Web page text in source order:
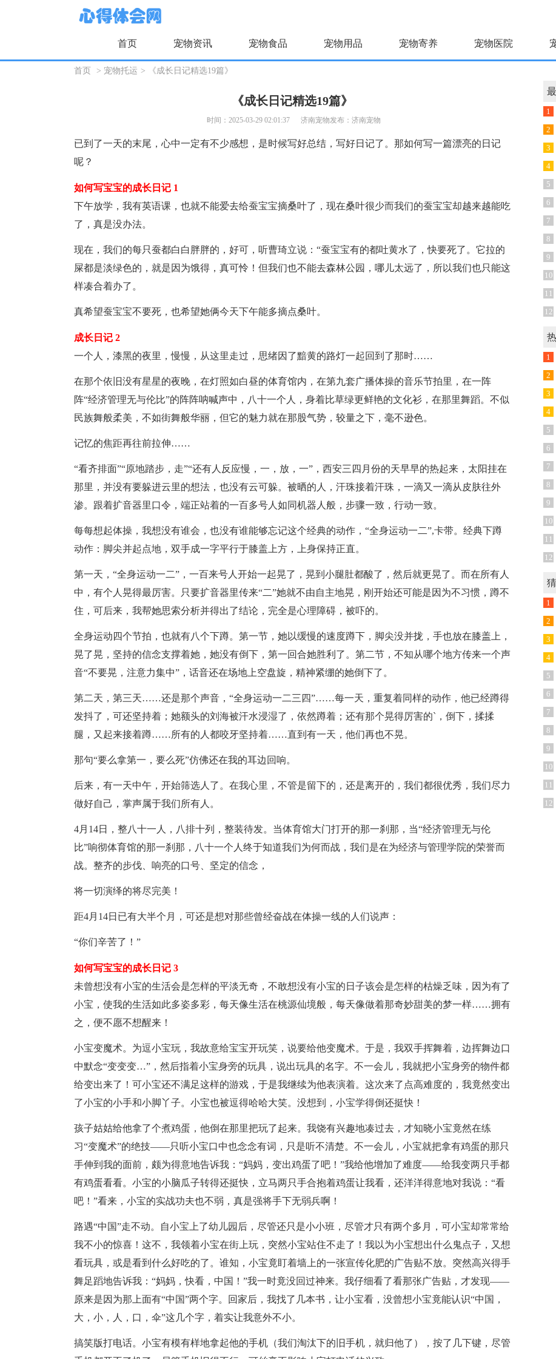
首页 宠物资讯 宠物食品 宠物用品 宠物寄养 宠物医院
首页 > 宠物托运 > 《成长日记精选19篇》
《成长日记精选19篇》
时间：2025-03-29 02:01:37 济南宠物发布： 济南宠物
已到了一天的末尾，心中一定有不少感想，是时候写好总结，写好日记了。那如何写一篇漂亮的日记
呢？
如何写宝宝的成长日记 1
下午放学，我有英语课，也就不能爱去给蚕宝宝摘桑叶了，现在桑叶很少而我们的蚕宝宝却越来越能吃
了，真是没办法。
现在，我们的每只蚕都白白胖胖的，好可，听曹琦立说：“蚕宝宝有的都吐黄水了，快要死了。它拉的
屎都是淡绿色的，就是因为饿得，真可怜！但我们也不能去森林公园，哪儿太远了，所以我们也只能这
样凑合着办了。
真希望蚕宝宝不要死，也希望她俩今天下午能多摘点桑叶。
成长日记 2
一个人，漆黑的夜里，慢慢，从这里走过，思绪因了黯黄的路灯一起回到了那时……
在那个依旧没有星星的夜晚 ，在灯照如白昼的体育馆内，在第九套广播体操的音乐节拍里，在一阵
阵“经济管理无与伦比”的阵阵呐喊声中，八十一个人，身着比草绿更鲜艳的文化衫，在那里舞蹈。不似
民族舞般柔美，不如街舞般华丽，但它的魅力就在那股气势，较量之下，毫不逊色。
记忆的焦距再往前拉伸……
“看齐排面”“原地踏步，走”“还有人反应慢，一，放，一”，西安三四月份的天早早的热起来，太阳挂在
那里，并没有要躲进云里的想法，也没有云可躲。被晒的人，汗珠接着汗珠，一滴又一滴从皮肤往外
渗。跟着扩音器里口令，端正站着的一百多号人如同机器人般，步骤一致，行动一致。
每每想起体操，我想没有谁会，也没有谁能够忘记这个经典的动作，“全身运动一二”,卡带。经典下蹲
动作：脚尖并起点地，双手成一字平行于膝盖上方，上身保持正直。
第一天，“全身运动一二”，一百来号人开始一起晃了，晃到小腿肚都酸了，然后就更晃了。而在所有人
中，有个人晃得最厉害。只要扩音器里传来“二”她就不由自主地晃，刚开始还可能是因为不习惯，蹲不
住，可后来，我帮她思索分析并得出了结论，完全是心理障碍，被吓的。
全身运动四个节拍，也就有八个下蹲。第一节，她以缓慢的速度蹲下，脚尖没并拢，手也放在膝盖上，
晃了晃，坚持的信念支撑着她，她没有倒下，第一回合她胜利了。第二节，不知从哪个地方传来一个声
音“不要晃，注意力集中”，话音还在场地上空盘旋，精神紧绷的她倒下了。
第二天，第三天……还是那个声音，“全身运动一二三四”……每一天，重复着同样的动作，他已经蹲得
发抖了，可还坚持着；她额头的刘海被汗水浸湿了，依然蹲着；还有那个晃得厉害的`，倒下，揉揉
腿，又起来接着蹲……所有的人都咬牙坚持着……直到有一天，他们再也不晃。
那句“要么拿第一，要么死”仿佛还在我的耳边回响。
后来，有一天中午，开始筛选人了。在我心里，不管是留下的，还是离开的，我们都很优秀 ，我们尽力
做好自己 ，掌声属于我们所有人。
4月14日，整八十一人，八排十列，整装待发。当体育馆大门打开的那一刹那，当“经济管理无与伦
比”响彻体育馆的那一刹那，八十一个人终于知道我们为何而战，我们是在为经济与管理学院的荣誉而
战。整齐的步伐、响亮的口号、坚定的信念，
将一切演绎的将尽完美！
距4月14日已有大半个月，可还是想对那些曾经奋战在体操一线的人们说声：
“你们辛苦了！”
如何写宝宝的成长日记 3
未曾想没有小宝的生活会是怎样的平淡无奇，不敢想没有小宝的日子该会是怎样的枯燥乏味，因为有了
小宝，使我的生活如此多姿多彩，每天像生活在桃源仙境般，每天像做着那奇妙甜美的梦一样……拥有
之，便不愿不想醒来！
小宝变魔术。为逗小宝玩，我故意给宝宝开玩笑，说要给他变魔术。于是，我双手挥舞着，边挥舞边口
中默念“变变变…”，然后指着小宝身旁的玩具，说出玩具的名字。不一会儿，我就把小宝身旁的物件都
给变出来了！可小宝还不满足这样的游戏 ，于是我继续为他表演着。这次来了点高难度的，我竟然变出
了小宝的小手和小脚丫子。小宝也被逗得哈哈大笑。没想到，小宝学得倒还挺快！
孩子姑姑给他拿了个煮鸡蛋，他倒在那里把玩了起来。我饶有兴趣地凑过去，才知晓小宝竟然在练
习“变魔术”的绝技——只听小宝口中也念念有词，只是听不清楚。不一会儿，小宝就把拿有鸡蛋的那只
手伸到我的面前，颇为得意地告诉我：“妈妈，变出鸡蛋了吧！”我给他增加了难度——给我变两只手都
有鸡蛋看看。小宝的小脑瓜子转得还挺快，立马两只手合抱着鸡蛋让我看，还洋洋得意地对我说：“看
吧！”看来，小宝的实战功夫也不弱，真是强将手下无弱兵啊！
路遇“中国”走不动。自小宝上了幼儿园后，尽管还只是小小班，尽管才只有两个多月，可小宝却常常给
我不小的惊喜！这不，我领着小宝在街上玩，突然小宝站住不走了！我以为小宝想出什么鬼点子，又想
看玩具，或是看到什么好吃的了。谁知，小宝竟盯着墙上的一张宣传化肥的广告贴不放。突然高兴得手
舞足蹈地告诉我：“妈妈，快看，中国！”我一时竟没回过神来。我仔细看了看那张广告贴，才发现——
原来是因为那上面有“中国”两个字。回家后，我找了几本书，让小宝看，没曾想小宝竟能认识“中国，
大，小，人，口，伞”这几个字，着实让我意外不小。
搞笑版打电话。小宝有模有样地拿起他的手机 （我们淘汰下的旧手机 ，就归他了），按了几下键，尽管
1
2
3
4
5
6
7
8
9
10
11
12
1
2
3
4
5
6
7
8
9
10
11
12
1
2
3
4
5
6
7
8
9
10
11
12